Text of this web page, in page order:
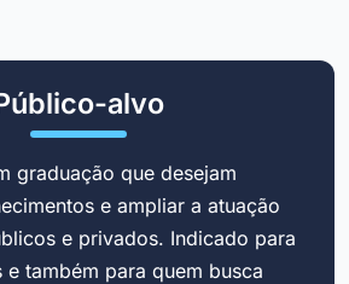
alvo
graduação que desejam
e ampliar a atuação
e privados. Indicado para
também para quem busca